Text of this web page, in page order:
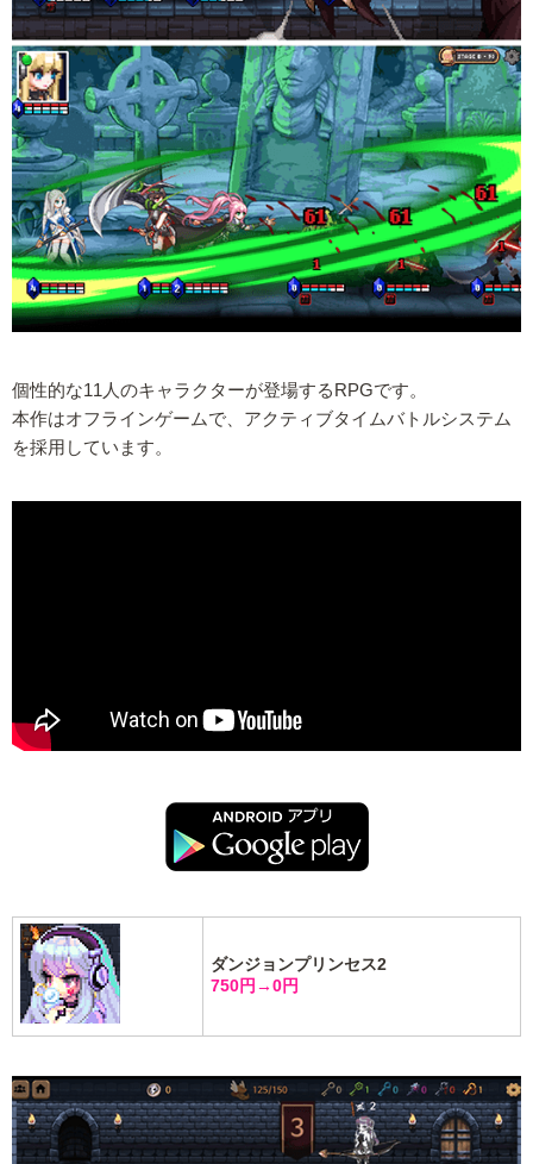
個性的な11人のキャラクターが登場するRPGです。
本作はオフラインゲームで、アクティブタイムバトルシステム
を採用しています。
ダンジョンプリンセス2
750円→0円